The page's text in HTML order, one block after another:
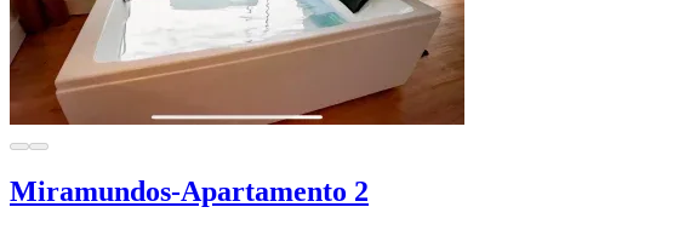
Miramundos-Apartamento 2